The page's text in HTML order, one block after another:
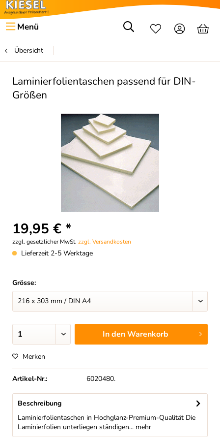
Menü
Übersicht
Laminierfolientaschen passend für DIN-
Größen
19,95 € *
zzgl. gesetzlicher MwSt. zzgl. Versandkosten
Lieferzeit 2-5 Werktage
Grösse:
In denWarenkorb
Merken
Artikel-Nr.: 6020480.
Beschreibung
Laminierfolientaschen in Hochglanz-Premium-Qualität Die
Laminierfolien unterliegen ständigen... mehr